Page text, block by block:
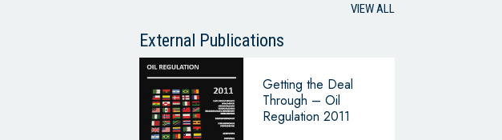
VIEW ALL
External Publications
Getting the Deal
Through – Oil
Regulation 2011